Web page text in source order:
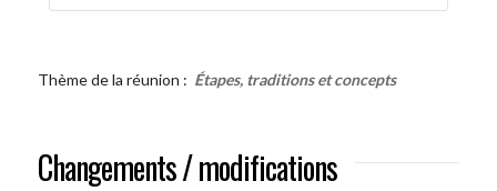
Thème de la réunion : Étapes, traditions et concepts
Changements / modifications